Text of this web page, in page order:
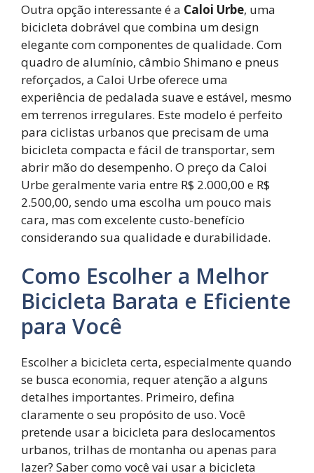
Outra opção interessante é a Caloi Urbe, uma
bicicleta dobrável que combina um design
elegante com componentes de qualidade. Com
quadro de alumínio, câmbio Shimano e pneus
reforçados, a Caloi Urbe oferece uma
experiência de pedalada suave e estável, mesmo
em terrenos irregulares. Este modelo é perfeito
para ciclistas urbanos que precisam de uma
bicicleta compacta e fácil de transportar, sem
abrir mão do desempenho. O preço da Caloi
Urbe geralmente varia entre R$ 2.000,00 e R$
2.500,00, sendo uma escolha um pouco mais
cara, mas com excelente custo-benefício
considerando sua qualidade e durabilidade.
Como Escolher a Melhor
Bicicleta Barata e Eficiente
para Você
Escolher a bicicleta certa, especialmente quando
se busca economia, requer atenção a alguns
detalhes importantes. Primeiro, defina
claramente o seu propósito de uso. Você
pretende usar a bicicleta para deslocamentos
urbanos, trilhas de montanha ou apenas para
lazer? Saber como você vai usar a bicicleta